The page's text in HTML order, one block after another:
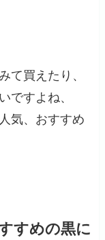
て買えたり、
ですよね、
気、おすすめ
すめの黒に